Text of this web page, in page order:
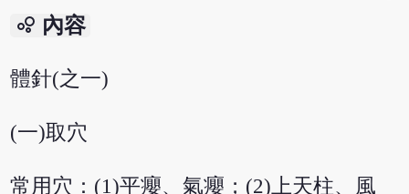
bubble_chart 內容
體針(之一)
(一)取穴
常用穴：(1)平癭、氣癭；(2)上天柱、風